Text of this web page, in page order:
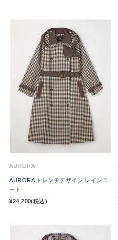
AURORA
AURORA トレンチデザイン レインコ
ート
¥24,200(税込)